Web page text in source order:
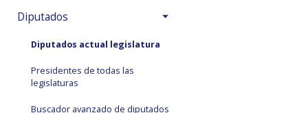
Diputados
Diputados actual legislatura
Presidentes de todas las
legislaturas
Buscador avanzado de diputados